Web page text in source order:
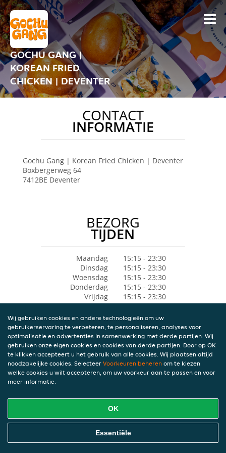
GOCHU GANG |
KOREAN FRIED
CHICKEN | DEVENTER
CONTACT
INFORMATIE
Gochu Gang | Korean Fried Chicken | Deventer
Boxbergerweg 64
7412BE Deventer
BEZORG
TIJDEN
Maandag
15:15 - 23:30
Dinsdag
15:15 - 23:30
Woensdag
15:15 - 23:30
Donderdag
15:15 - 23:30
Vrijdag
15:15 - 23:30
Zaterdag
15:15 - 23:30
Zondag
15:15 - 23:30
Wij gebruiken cookies en andere technologieën om uw
gebruikerservaring te verbeteren, te personaliseren, analyses voor
optimalisatie en advertenties in samenwerking met derde partijen. Wij
gebruiken onze eigen cookies en cookies van derde partijen. Door op OK
te klikken accepteert u het gebruik van alle cookies. Wij plaatsen altijd
noodzakelijke cookies. Selecteer Voorkeuren beheren om te kiezen
welke cookies u wilt accepteren, om uw voorkeur aan te passen en voor
meer informatie.
OK
Essentiële